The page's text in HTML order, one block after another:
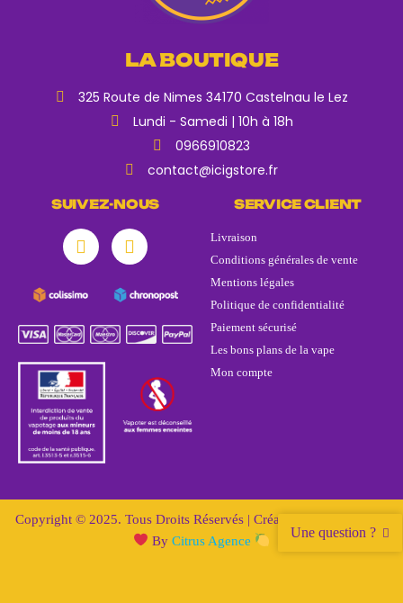
LA BOUTIQUE
325 Route de Nimes 34170 Castelnau le Lez
Lundi - Samedi | 10h à 18h
0966910823
contact@icigstore.fr
SUIVEZ-NOUS SERVICE CLIENT
Livraison
Conditions générales de vente
Mentions légales
Politique de confidentialité
Paiement sécurisé
Les bons plans de la vape
Mon compte
Copyright © 2025. Tous Droits Réservés | Création & Design avec
By Citrus Agence
Une question ?